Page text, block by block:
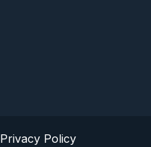
Privacy Policy